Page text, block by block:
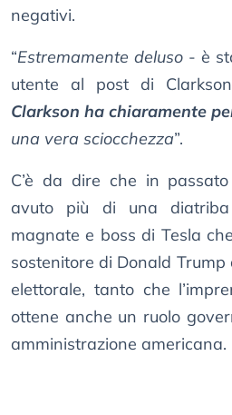
negativi.
“Estremamente deluso - è
utente al post di
Clarkson ha chiaramente
una vera sciocchezza”.
C’è da dire che in
avuto più di una
magnate e boss di Tesla
sostenitore di Donald
elettorale, tanto che
ottene anche un ruolo
amministrazione americana.